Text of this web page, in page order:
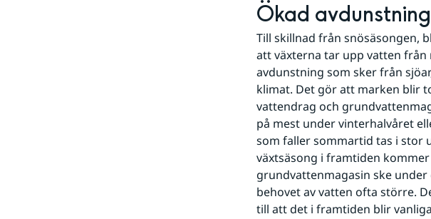
Ökad avdunstning
Till skillnad från snösäsongen,
att växterna tar upp vatten från
avdunstning som sker från
klimat. Det gör att marken blir
vattendrag och
på mest under vinterhalvåret
som faller sommartid tas i stor
växtsäsong i framtiden
grundvattenmagasin ske
behovet av vatten ofta större.
till att det i framtiden blir